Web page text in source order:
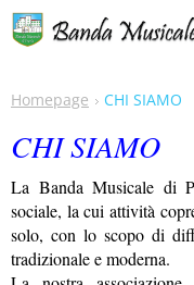
Homepage CHI SIAMO
CHI SIAMO
La Banda Musicale di
sociale, la cui attività
solo, con lo scopo di
tradizionale e moderna.